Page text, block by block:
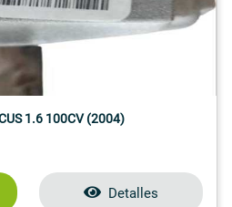
1.6 100CV (2004)
Detalles